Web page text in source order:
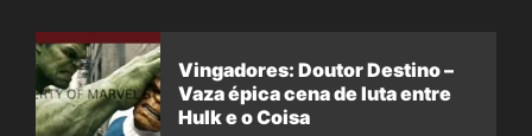
Vingadores: Doutor Destino –
Vaza épica cena de luta entre
Hulk e o Coisa